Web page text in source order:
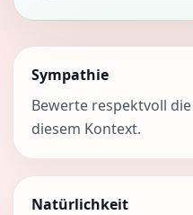
Sympathie
Bewerte respektvoll
diesem Kontext.
Natürlichkeit